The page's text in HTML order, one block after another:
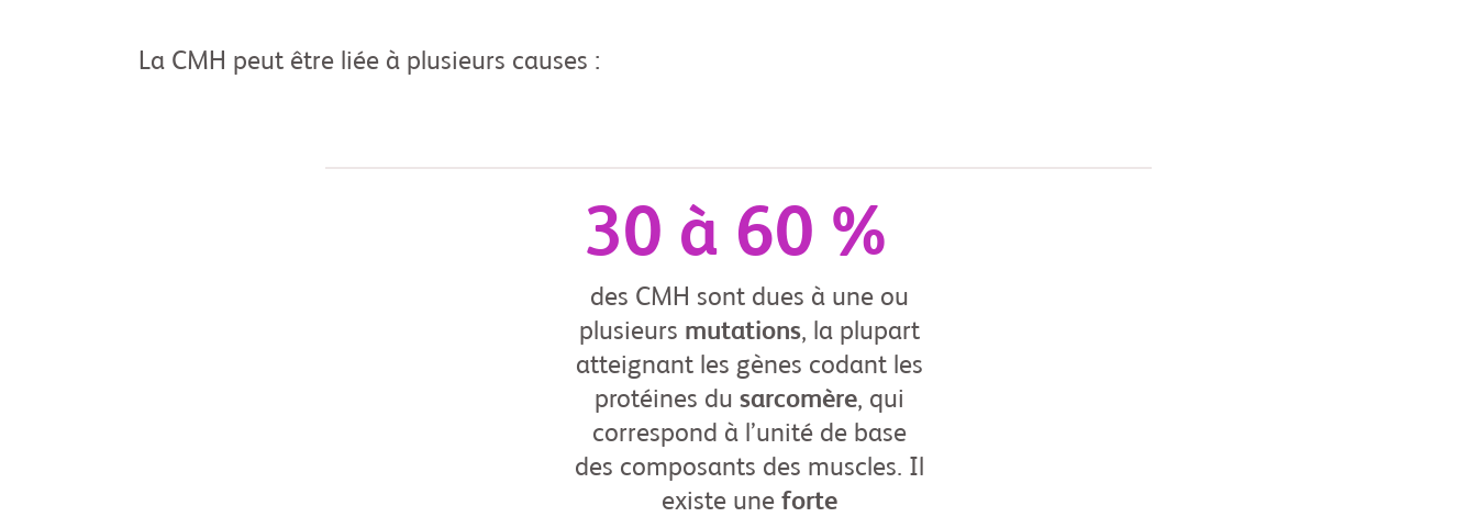
La CMH peut être liée à plusieurs causes :
30 à 60 %
des CMH sont dues à une ou
plusieurs mutations, la plupart
atteignant les gènes codant les
protéines du sarcomère, qui
correspond à l’unité de base
des composants des muscles. Il
existe une forte